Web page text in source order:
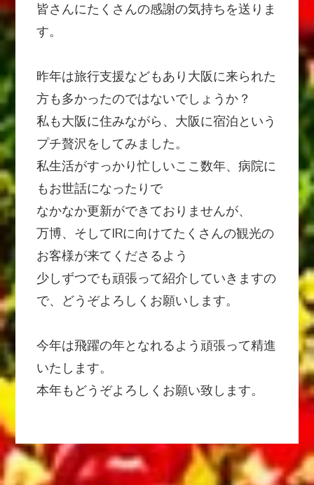
皆さんにたくさんの感謝の気持ちを送りま
す。
昨年は旅行支援などもあり大阪に来られた
方も多かったのではないでしょうか？
私も大阪に住みながら、大阪に宿泊という
プチ贅沢をしてみました。
私生活がすっかり忙しいここ数年、病院に
もお世話になったりで
なかなか更新ができておりませんが、
万博、そしてIRに向けてたくさんの観光の
お客様が来てくださるよう
少しずつでも頑張って紹介していきますの
で、どうぞよろしくお願いします。
今年は飛躍の年となれるよう頑張って精進
いたします。
本年もどうぞよろしくお願い致します。